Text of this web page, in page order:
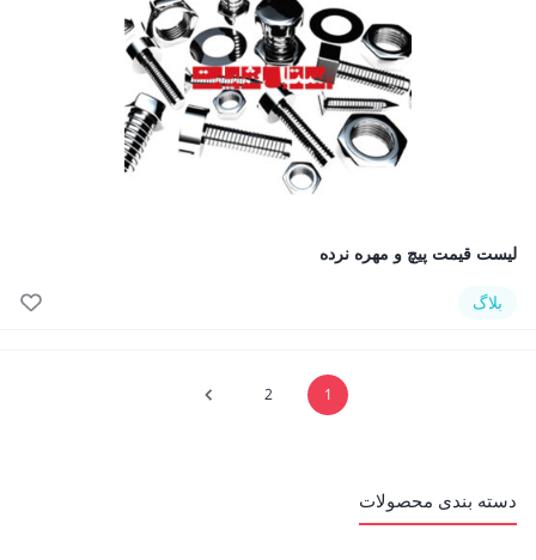
دسته بندی محصولات
لیست قیمت پیچ و مهره نرده
بلاگ
1
2